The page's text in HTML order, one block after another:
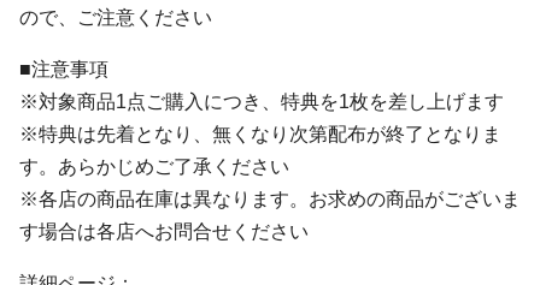
ので、ご注意ください
■注意事項
※対象商品1点ご購入につき、特典を1枚を差し上げます
※特典は先着となり、無くなり次第配布が終了となりま
す。あらかじめご了承ください
※各店の商品在庫は異なります。お求めの商品がございま
す場合は各店へお問合せください